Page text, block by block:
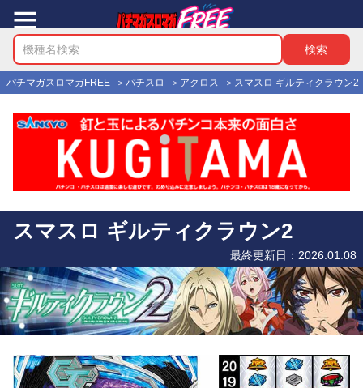
パチマガスロマガFREE パチスロ アクロス スマスロ ギルティクラウン2
スマスロ ギルティクラウン2
最終更新日： 2026.01.08